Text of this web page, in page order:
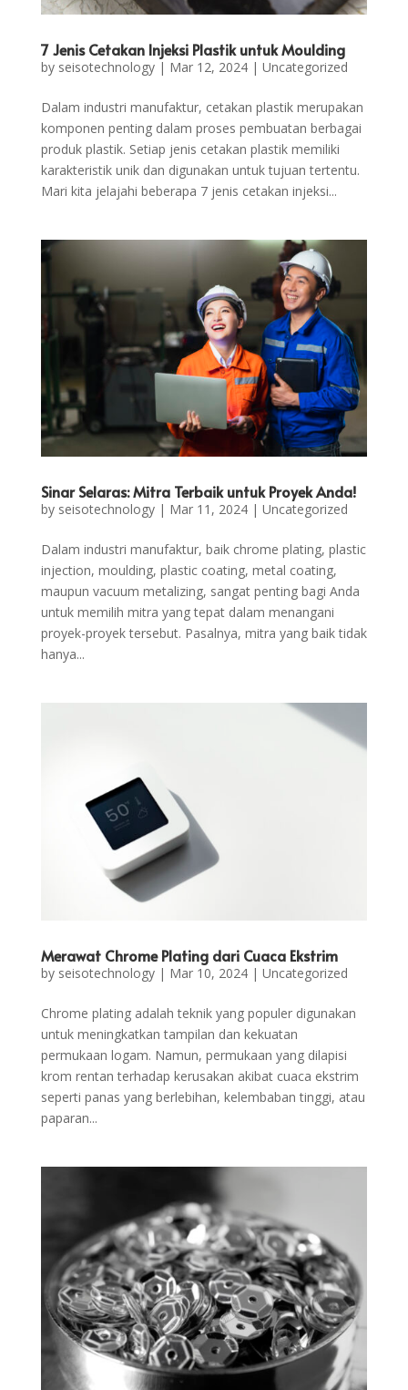
7 Jenis Cetakan Injeksi Plastik untuk Moulding
by seisotechnology| Mar 12, 2024| Uncategorized
Dalam industri manufaktur, cetakan plastik merupakan
komponen penting dalam proses pembuatan berbagai
produk plastik. Setiap jenis cetakan plastik memiliki
karakteristik unik dan digunakan untuk tujuan tertentu.
Mari kita jelajahi beberapa 7 jenis cetakan injeksi...
Sinar Selaras: Mitra Terbaik untuk Proyek Anda!
by seisotechnology| Mar 11, 2024| Uncategorized
Dalam industri manufaktur, baik chrome plating, plastic
injection, moulding, plastic coating, metal coating,
maupun vacuum metalizing, sangat penting bagi Anda
untuk memilih mitra yang tepat dalam menangani
proyek-proyek tersebut. Pasalnya, mitra yang baik tidak
hanya...
Merawat Chrome Plating dari Cuaca Ekstrim
by seisotechnology| Mar 10, 2024| Uncategorized
Chrome plating adalah teknik yang populer digunakan
untuk meningkatkan tampilan dan kekuatan
permukaan logam. Namun, permukaan yang dilapisi
krom rentan terhadap kerusakan akibat cuaca ekstrim
seperti panas yang berlebihan, kelembaban tinggi, atau
paparan...